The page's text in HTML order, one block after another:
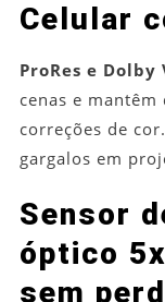
Celular
ProRes e Dolby
cenas e
correções de
gargalos em
Sensor
óptico
sem